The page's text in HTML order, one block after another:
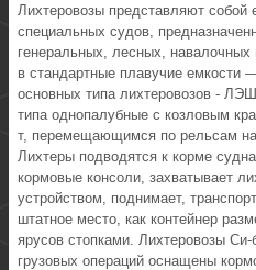
Лихтеровозы представляют собой
специальных судов,
генеральных, лесных, навалочных
в стандартные плавучие емкости
основных типа лихтеровозов -
типа однопалубные с козловым
т, перемещающимся по рельсам
Лихтеры подводятся к корме
кормовые консоли, захватывает
устройством, поднимает,
штатное место, как контейнер
ярусов стопками. Лихтеровозы
грузовых операций оснащены